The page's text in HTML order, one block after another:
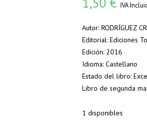
IVA
Autor: RODRÍGUEZ
Editorial: Ediciones
Edición: 2016
Idioma: Castellano
Estado del libro:
Libro de segunda
1 disponibles